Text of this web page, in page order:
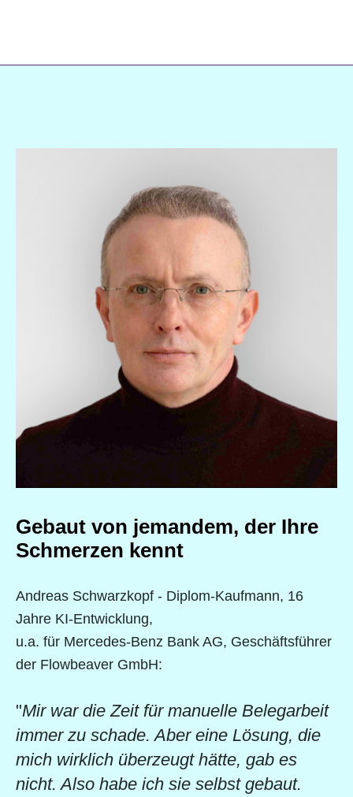
Gebaut von jemandem, der Ihre
Schmerzen kennt
Andreas Schwarzkopf - Diplom-Kaufmann, 16
Jahre KI-Entwicklung,
u.a. für Mercedes-Benz Bank AG, Geschäftsführer
der Flowbeaver GmbH:
"Mir war die Zeit für manuelle Belegarbeit
immer zu schade. Aber eine Lösung, die
mich wirklich überzeugt hätte, gab es
nicht. Also habe ich sie selbst gebaut.